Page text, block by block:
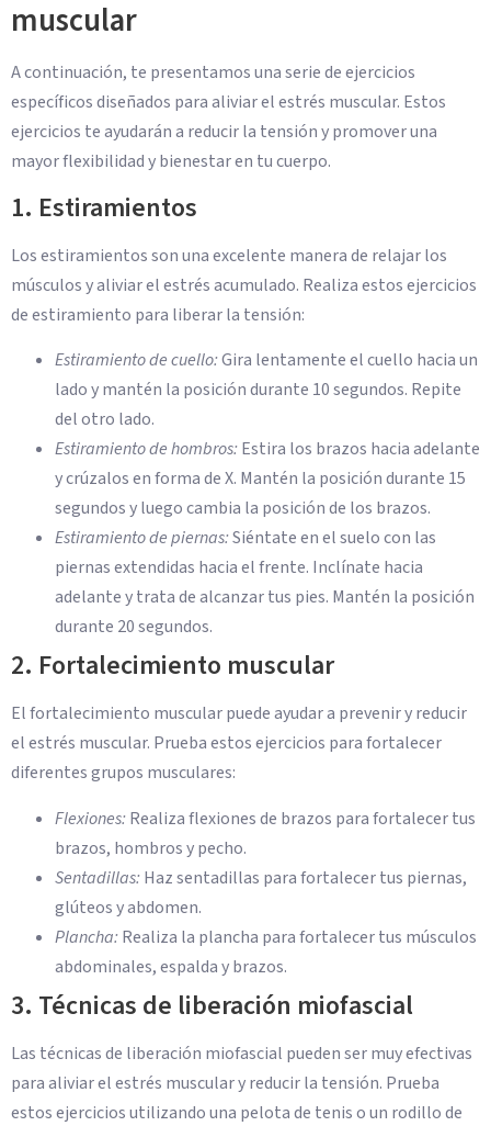
muscular
A continuación, te presentamos una serie de ejercicios
específicos diseñados para aliviar el estrés muscular. Estos
ejercicios te ayudarán a reducir la tensión y promover una
mayor flexibilidad y bienestar en tu cuerpo.
1. Estiramientos
Los estiramientos son una excelente manera de relajar los
músculos y aliviar el estrés acumulado. Realiza estos ejercicios
de estiramiento para liberar la tensión:
Estiramiento de cuello:Gira lentamente el cuello hacia un
lado y mantén la posición durante 10 segundos. Repite
del otro lado.
Estiramiento de hombros:Estira los brazos hacia adelante
y crúzalos en forma de X. Mantén la posición durante 15
segundos y luego cambia la posición de los brazos.
Estiramiento de piernas:Siéntate en el suelo con las
piernas extendidas hacia el frente. Inclínate hacia
adelante y trata de alcanzar tus pies. Mantén la posición
durante 20 segundos.
2. Fortalecimiento muscular
El fortalecimiento muscular puede ayudar a prevenir y reducir
el estrés muscular. Prueba estos ejercicios para fortalecer
diferentes grupos musculares:
Flexiones:Realiza flexiones de brazos para fortalecer tus
brazos, hombros y pecho.
Sentadillas:Haz sentadillas para fortalecer tus piernas,
glúteos y abdomen.
Plancha:Realiza la plancha para fortalecer tus músculos
abdominales, espalda y brazos.
3. Técnicas de liberación miofascial
Las técnicas de liberación miofascial pueden ser muy efectivas
para aliviar el estrés muscular y reducir la tensión. Prueba
estos ejercicios utilizando una pelota de tenis o un rodillo de